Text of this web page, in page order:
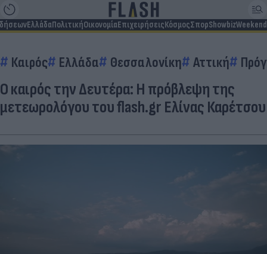
ΕλλάδαΠολιτικήΟικονομίαΕπιχειρήσειςΚόσμοςΣπορShowbizWeekend
Καιρός Ελλάδα Θεσσαλονίκη Αττική
O καιρός την Δευτέρα: Η πρόβλεψη της
μετεωρολόγου του flash.gr Ελίνας Καρέτσου